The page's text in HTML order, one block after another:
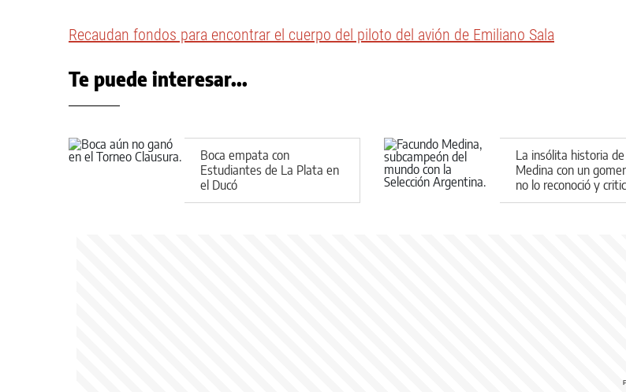
Recaudan fondos para encontrar el cuerpo del piloto del avión de Emiliano Sala
Te puede interesar...
Boca empata con
Estudiantes de La Plata en
el Ducó
La insólita historia de
Medina con un
no lo reconoció y
Selección Argentina